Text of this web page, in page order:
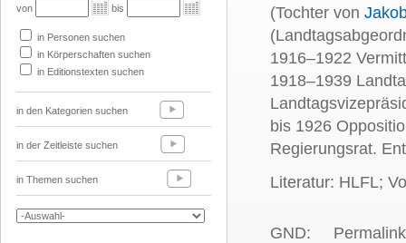
von bis
in Personen suchen
in Körperschaften suchen
in Editionstexten suchen
in den Kategorien suchen
in der Zeitleiste suchen
in Themen suchen
(Tochter von
1916–1922
1918–1939
bis 1926
Regierungsrat.
Literatur: HLFL;
GND: